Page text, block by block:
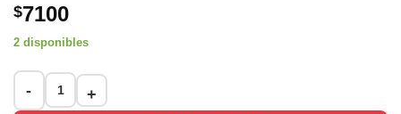
$7100
2 disponibles
Extracto de vainilla x 30 cc cantidad